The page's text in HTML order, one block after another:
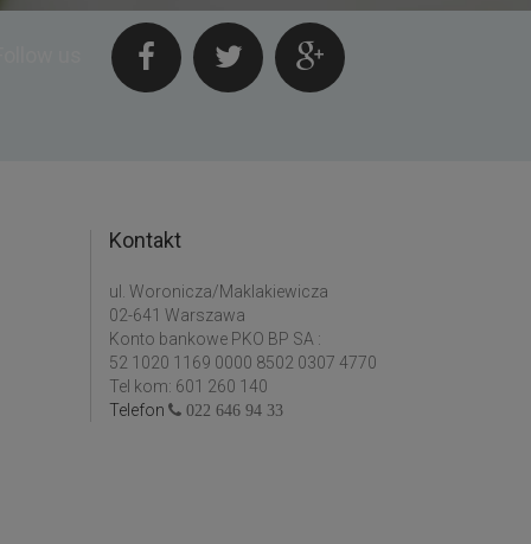
Kontakt
ul. Woronicza/Maklakiewicza
02-641 Warszawa
Konto bankowe PKO BP SA :
52 1020 1169 0000 8502 0307 4770
Tel kom: 601 260 140
Telefon
022 646 94 33